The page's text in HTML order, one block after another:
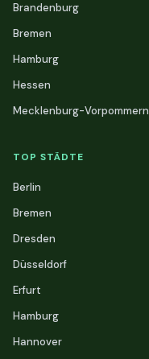
Brandenburg
Bremen
Hamburg
Hessen
Mecklenburg-Vorpommern
TOP STÄDTE
Berlin
Bremen
Dresden
Düsseldorf
Erfurt
Hamburg
Hannover